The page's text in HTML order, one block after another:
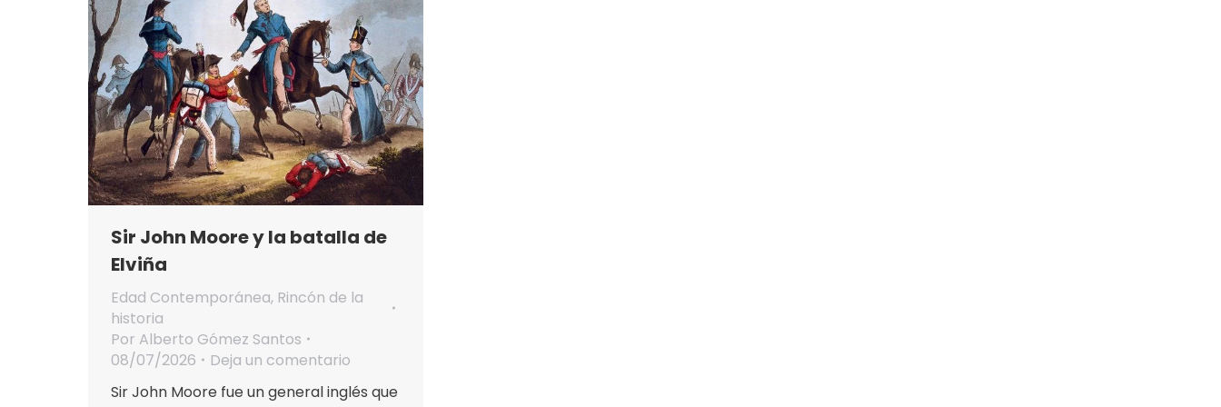
Sir John Moore y la batalla de
Elviña
Edad Contemporánea, Rincón de la
historia
Por Alberto Gómez Santos
08/07/2026
Deja un comentario
Sir John Moore fue un general inglés que